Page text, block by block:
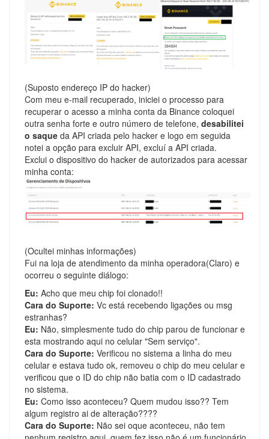
(Suposto endereço IP do hacker)
Com meu e-mail recuperado, iniciei o processo para
recuperar o acesso a minha conta da Binance coloquei
outra senha forte e outro número de telefone, desabilitei
o saque da API criada pelo hacker e logo em seguida
notei a opção para excluir API, excluí a API criada.
Exclui o dispositivo do hacker de autorizados para acessar
minha conta:
(Ocultei minhas informações)
Fui na loja de atendimento da minha operadora(Claro) e
ocorreu o seguinte diálogo:
Eu: Acho que meu chip foi clonado!!
Cara do Suporte: Vc está recebendo ligações ou msg
estranhas?
Eu: Não, simplesmente tudo do chip parou de funcionar e
esta mostrando aqui no celular "Sem serviço".
Cara do Suporte: Verificou no sistema a linha do meu
celular e estava tudo ok, removeu o chip do meu celular e
verificou que o ID do chip não batia com o ID cadastrado
no sistema.
Eu: Como isso aconteceu? Quem mudou isso?? Tem
algum registro ai de alteração????
Cara do Suporte: Não sei oque aconteceu, não tem